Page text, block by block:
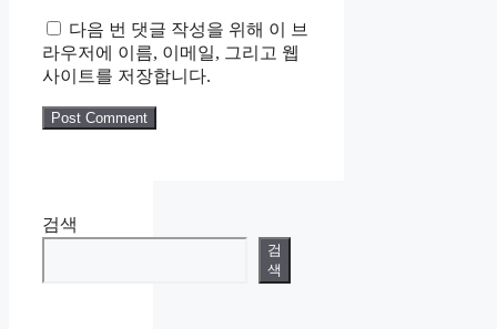
다음 번 댓글 작성을 위해 이 브
라우저에 이름, 이메일, 그리고 웹
사이트를 저장합니다.
검색
검
색